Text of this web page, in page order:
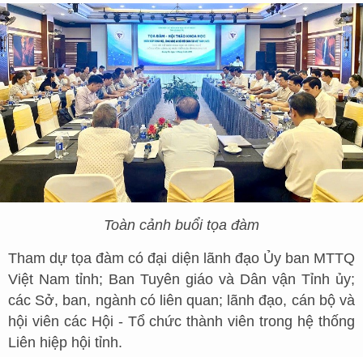
Toàn cảnh buổi tọa đàm
Tham dự tọa đàm có đại diện lãnh đạo Ủy ban MTTQ
Việt Nam tỉnh; Ban Tuyên giáo và Dân vận Tỉnh ủy;
các Sở, ban, ngành có liên quan; lãnh đạo, cán bộ và
hội viên các Hội - Tổ chức thành viên trong hệ thống
Liên hiệp hội tỉnh.